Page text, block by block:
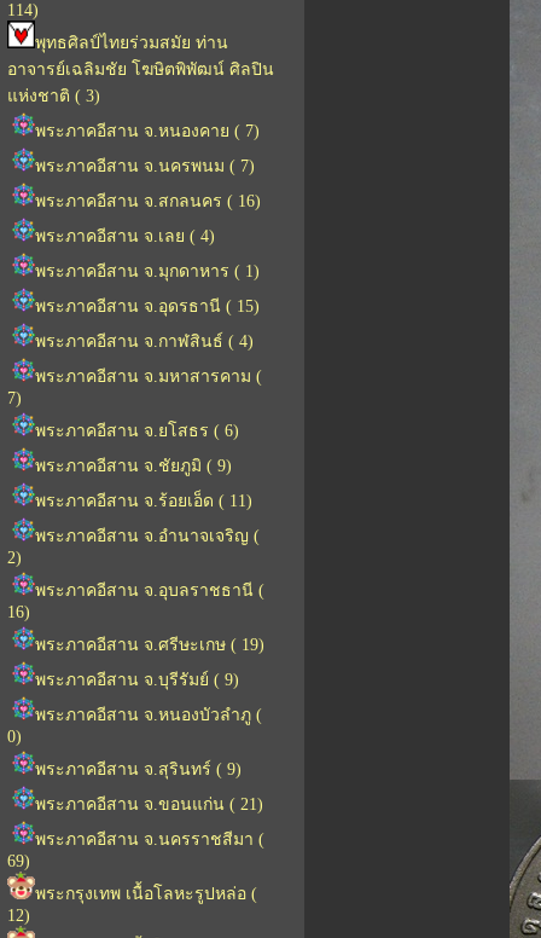
114)
พุทธศิลป์ไทยร่วมสมัย ท่าน
อาจารย์เฉลิมชัย โฆษิตพิพัฒน์ ศิลปิน
แห่งชาติ ( 3)
พระภาคอีสาน จ.หนองคาย ( 7)
พระภาคอีสาน จ.นครพนม ( 7)
พระภาคอีสาน จ.สกลนคร ( 16)
พระภาคอีสาน จ.เลย ( 4)
พระภาคอีสาน จ.มุกดาหาร ( 1)
พระภาคอีสาน จ.อุดรธานี ( 15)
พระภาคอีสาน จ.กาฬสินธ์ ( 4)
พระภาคอีสาน จ.มหาสารคาม (
7)
พระภาคอีสาน จ.ยโสธร ( 6)
พระภาคอีสาน จ.ชัยภูมิ ( 9)
พระภาคอีสาน จ.ร้อยเอ็ด ( 11)
พระภาคอีสาน จ.อำนาจเจริญ (
2)
พระภาคอีสาน จ.อุบลราชธานี (
16)
พระภาคอีสาน จ.ศรีษะเกษ ( 19)
พระภาคอีสาน จ.บุรีรัมย์ ( 9)
พระภาคอีสาน จ.หนองบัวลำภู (
0)
พระภาคอีสาน จ.สุรินทร์ ( 9)
พระภาคอีสาน จ.ขอนแก่น ( 21)
พระภาคอีสาน จ.นครราชสีมา (
69)
พระกรุงเทพ เนื้อโลหะรูปหล่อ (
12)